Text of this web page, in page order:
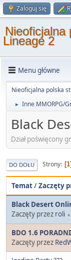
Zaloguj się
Nieoficjalna
Lineage 2
Menu główne
Nieoficjalna polska
► Inne MMORPG/
Black
Dział poświęcony
DO DOŁU Strony 1
Temat/Zaczęty
Black Desert
Zaczęty przez roli
BDO 1.6
Zaczęty przez